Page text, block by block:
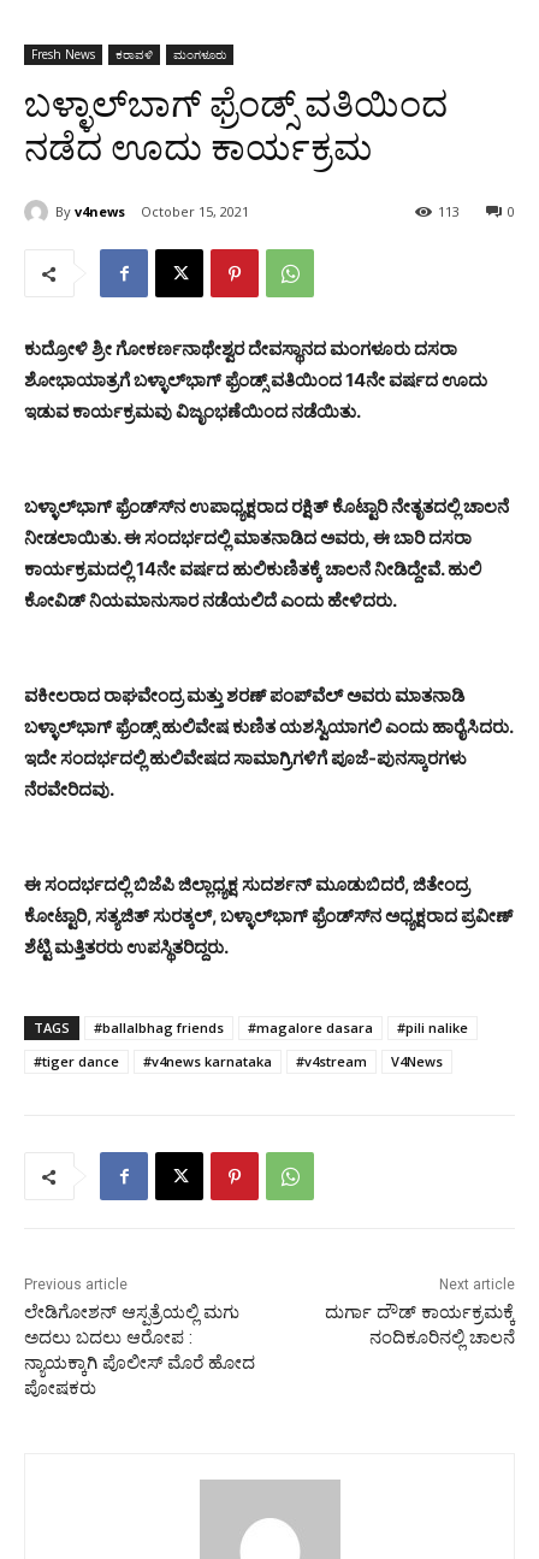
Fresh News ಕರಾವಳಿ ಮಂಗಳೂರು
ಬಳ್ಳಾಲ್‍ಬಾಗ್ ಫ್ರೆಂಡ್ಸ್ ವತಿಯಿಂದ
ನಡೆದ ಊದು ಕಾರ್ಯಕ್ರಮ
By v4news October 15, 2021 0
113
ಕುದ್ರೋಳಿ ಶ್ರೀ ಗೋಕರ್ಣನಾಥೇಶ್ವರ ದೇವಸ್ಥಾನದ ಮಂಗಳೂರು ದಸರಾ
ಶೋಭಾಯಾತ್ರಗೆ ಬಳ್ಳಾಲ್‍ಭಾಗ್ ಫ್ರೆಂಡ್ಸ್ ವತಿಯಿಂದ 14ನೇ ವರ್ಷದ ಊದು
ಇಡುವ ಕಾರ್ಯಕ್ರಮವು ವಿಜೃಂಭಣೆಯಿಂದ ನಡೆಯಿತು.
ಬಳ್ಳಾಲ್‍ಭಾಗ್ ಫ್ರೆಂಡ್ಸ್‍ನ ಉಪಾಧ್ಯಕ್ಷರಾದ ರಕ್ಷಿತ್ ಕೊಟ್ಟಾರಿ ನೇತೃತದಲ್ಲಿ ಚಾಲನೆ
ನೀಡಲಾಯಿತು. ಈ ಸಂದರ್ಭದಲ್ಲಿ ಮಾತನಾಡಿದ ಅವರು, ಈ ಬಾರಿ ದಸರಾ
ಕಾರ್ಯಕ್ರಮದಲ್ಲಿ 14ನೇ ವರ್ಷದ ಹುಲಿಕುಣಿತಕ್ಕೆ ಚಾಲನೆ ನೀಡಿದ್ದೇವೆ. ಹುಲಿ
ಕೋವಿಡ್ ನಿಯಮಾನುಸಾರ ನಡೆಯಲಿದೆ ಎಂದು ಹೇಳಿದರು.
ವಕೀಲರಾದ ರಾಘವೇಂದ್ರ ಮತ್ತು ಶರಣ್ ಪಂಪ್‍ವೆಲ್ ಅವರು ಮಾತನಾಡಿ
ಬಳ್ಳಾಲ್‍ಭಾಗ್ ಫ್ರೆಂಡ್ಸ್ ಹುಲಿವೇಷ ಕುಣಿತ ಯಶಸ್ವಿಯಾಗಲಿ ಎಂದು ಹಾರೈಸಿದರು.
ಇದೇ ಸಂದರ್ಭದಲ್ಲಿ ಹುಲಿವೇಷದ ಸಾಮಾಗ್ರಿಗಳಿಗೆ ಪೂಜೆ-ಪುನಸ್ಕಾರಗಳು
ನೆರವೇರಿದವು.
ಈ ಸಂದರ್ಭದಲ್ಲಿ ಬಿಜೆಪಿ ಜಿಲ್ಲಾಧ್ಯಕ್ಷ ಸುದರ್ಶನ್ ಮೂಡುಬಿದರೆ, ಜಿತೇಂದ್ರ
ಕೋಟ್ಟಾರಿ, ಸತ್ಯಜಿತ್ ಸುರತ್ಕಲ್, ಬಳ್ಳಾಲ್‍ಭಾಗ್ ಫ್ರೆಂಡ್ಸ್‍ನ ಅಧ್ಯಕ್ಷರಾದ ಪ್ರವೀಣ್
ಶೆಟ್ಟಿ ಮತ್ತಿತರರು ಉಪಸ್ಥಿತರಿದ್ದರು.
TAGS #ballalbhag friends #magalore dasara
#pili nalike
#tiger dance
#v4news karnataka #v4stream V4News
Previous article
ಲೇಡಿಗೋಶನ್ ಆಸ್ಪತ್ರೆಯಲ್ಲಿ ಮಗು
ಅದಲು ಬದಲು ಆರೋಪ :
ನ್ಯಾಯಕ್ಕಾಗಿ ಪೊಲೀಸ್ ಮೊರೆ ಹೋದ
ಪೋಷಕರು
Next article
ದುರ್ಗಾ ದೌಡ್ ಕಾರ್ಯಕ್ರಮಕ್ಕೆ
ನಂದಿಕೂರಿನಲ್ಲಿ ಚಾಲನೆ